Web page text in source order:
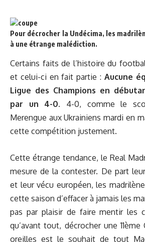
Pour décrocher la Undécima, les
à une étrange malédiction.
Certains faits de l’histoire du
et celui-ci en fait partie : Aucune
Ligue des Champions en
par un 4-0. 4-0, comme le
Merengue aux Ukrainiens mardi en
cette compétition justement.
Cette étrange tendance, le Real
mesure de la contester. De part
et leur vécu européen, les
cette saison d’effacer à jamais les
pas par plaisir de faire mentir les
qu’avant tout, décrocher une
oreilles est le souhait de tout